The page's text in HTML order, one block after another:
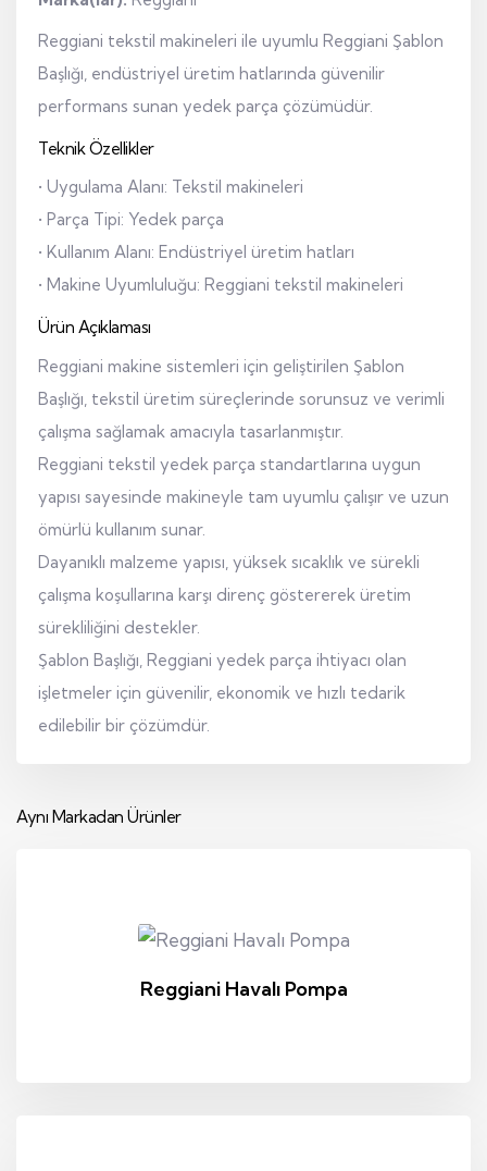
Reggiani tekstil makineleri ile uyumlu Reggiani Şablon
Başlığı, endüstriyel üretim hatlarında güvenilir
performans sunan yedek parça çözümüdür.
Teknik Özellikler
• Uygulama Alanı: Tekstil makineleri
• Parça Tipi: Yedek parça
• Kullanım Alanı: Endüstriyel üretim hatları
• Makine Uyumluluğu: Reggiani tekstil makineleri
Ürün Açıklaması
Reggiani makine sistemleri için geliştirilen Şablon
Başlığı, tekstil üretim süreçlerinde sorunsuz ve verimli
çalışma sağlamak amacıyla tasarlanmıştır.
Reggiani tekstil yedek parça standartlarına uygun
yapısı sayesinde makineyle tam uyumlu çalışır ve uzun
ömürlü kullanım sunar.
Dayanıklı malzeme yapısı, yüksek sıcaklık ve sürekli
çalışma koşullarına karşı direnç göstererek üretim
sürekliliğini destekler.
Şablon Başlığı, Reggiani yedek parça ihtiyacı olan
işletmeler için güvenilir, ekonomik ve hızlı tedarik
edilebilir bir çözümdür.
Aynı Markadan Ürünler
Reggiani Havalı Pompa